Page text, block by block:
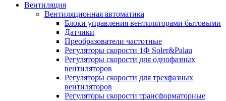
Вентиляция
Вентиляционная автоматика
Блоки управления вентиляторами бытовыми
Датчики
Преобразователи частотные
Регуляторы скорости 1Ф Soler&Palau
Регуляторы скорости для однофазных
вентиляторов
Регуляторы скорости для трехфазных
вентиляторов
Регуляторы скорости трансформаторные